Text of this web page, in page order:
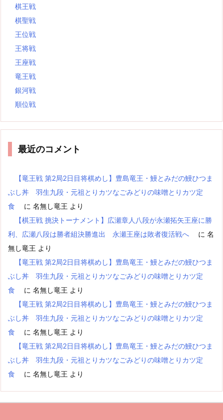
棋王戦
棋聖戦
王位戦
王将戦
王座戦
竜王戦
銀河戦
順位戦
最近のコメント
【竜王戦 第2局2日目将棋めし】豊島竜王・鰻とみだの鰻ひつま
ぶし丼 羽生九段・元祖とりカツなごみどりの味噌とりカツ定
食
に 名無し竜王 より
【棋王戦 挑決トーナメント】広瀬章人八段が永瀬拓矢王座に勝
利、広瀬八段は勝者組決勝進出 永瀬王座は敗者復活戦へ
に 名
無し竜王 より
【竜王戦 第2局2日目将棋めし】豊島竜王・鰻とみだの鰻ひつま
ぶし丼 羽生九段・元祖とりカツなごみどりの味噌とりカツ定
食
に 名無し竜王 より
【竜王戦 第2局2日目将棋めし】豊島竜王・鰻とみだの鰻ひつま
ぶし丼 羽生九段・元祖とりカツなごみどりの味噌とりカツ定
食
に 名無し竜王 より
【竜王戦 第2局2日目将棋めし】豊島竜王・鰻とみだの鰻ひつま
ぶし丼 羽生九段・元祖とりカツなごみどりの味噌とりカツ定
食
に 名無し竜王 より